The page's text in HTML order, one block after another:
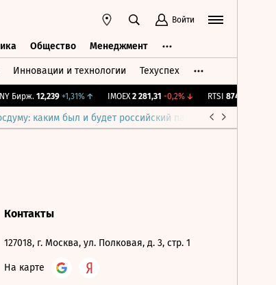
Войти
Общество Менеджмент
Инновации и технологии Техуспех
Бирж. 12,239 +1,31%↑ IMOEX 2 281,31 -0,2%↓ RTSI 874,64
каким был и будет российский парламент
Контакты
127018, г. Москва, ул. Полковая, д. 3, стр. 1
На карте